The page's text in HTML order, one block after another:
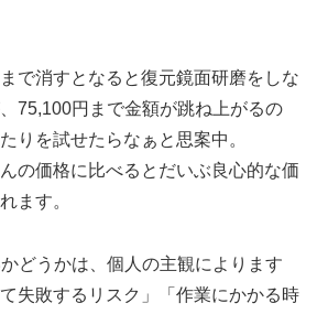
で消すとなると復元鏡面研磨をしな
75,100円まで金額が跳ね上がるの
りを試せたらなぁと思案中。
の価格に比べるとだいぶ良心的な価
ます。
どうかは、個人の主観によります
失敗するリスク」「作業にかかる時